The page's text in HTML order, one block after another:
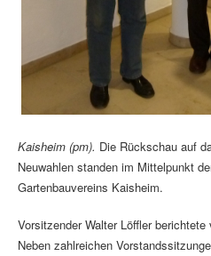
Kaisheim (pm). Die Rückschau auf
Neuwahlen standen im Mittelpunkt
Gartenbauvereins Kaisheim.
Vorsitzender Walter Löffler
Neben zahlreichen